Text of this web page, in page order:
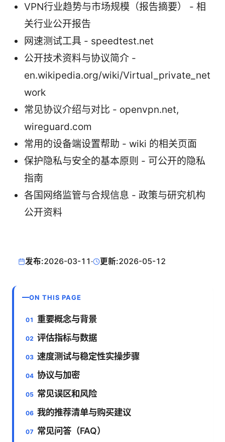
VPN行业趋势与市场规模（报告摘要） - 相
关行业公开报告
网速测试工具 - speedtest.net
公开技术资料与协议简介 -
en.wikipedia.org/wiki/Virtual_private_net
work
常见协议介绍与对比 - openvpn.net,
wireguard.com
常用的设备端设置帮助 - wiki 的相关页面
保护隐私与安全的基本原则 - 可公开的隐私
指南
各国网络监管与合规信息 - 政策与研究机构
公开资料
发布:2026-03-11 · 更新:2026-05-12
ON THIS PAGE
重要概念与背景
评估指标与数据
速度测试与稳定性实操步骤
协议与加密
常见误区和风险
我的推荐清单与购买建议
常见问答（FAQ）